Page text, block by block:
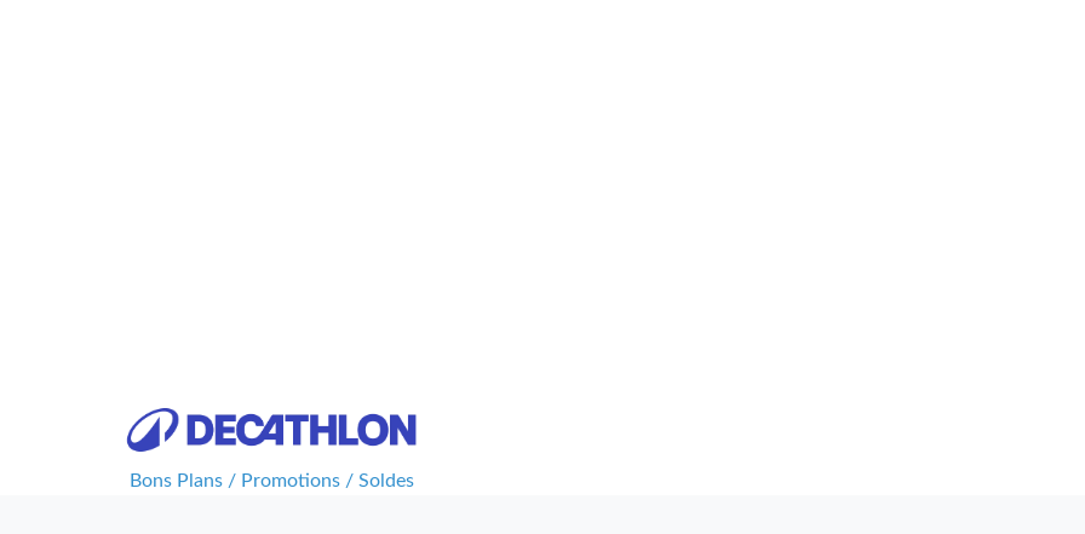
Bons Plans / Promotions / Soldes